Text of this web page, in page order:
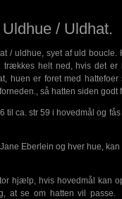
/ Uldhat.
/ uldhue, syet af uld boucle.
trækkes helt ned, hvis det er
huen er foret med hattefoer
så hatten siden godt
til ca. str 59 i hovedmål og
Eberlein og hver hue,
hjælp, hvis hovedmål kan
at se om hatten vil passe.